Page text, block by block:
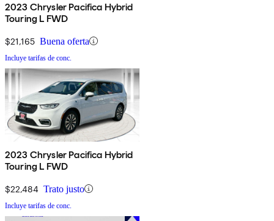
2023 Chrysler Pacifica Hybrid
Touring L FWD
$21,165 Buena oferta
Incluye tarifas de conc.
2023 Chrysler Pacifica Hybrid
Touring L FWD
$22,484 Trato justo
Incluye tarifas de conc.